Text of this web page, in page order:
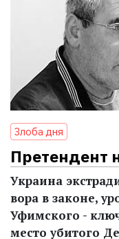
Злоба дня
Претендент
Украина
вора в законе,
Уфимского -
место убитого